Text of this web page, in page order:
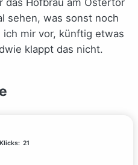
sehen, was sonst noch
mir vor, künftig etwas
klappt das nicht.
Klicks: 21